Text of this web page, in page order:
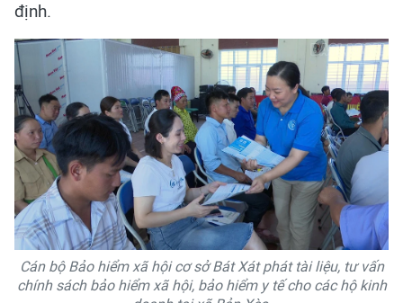
định.
Cán bộ Bảo hiểm xã hội cơ sở Bát Xát phát tài liệu, tư vấn
chính sách bảo hiểm xã hội, bảo hiểm y tế cho các hộ kinh